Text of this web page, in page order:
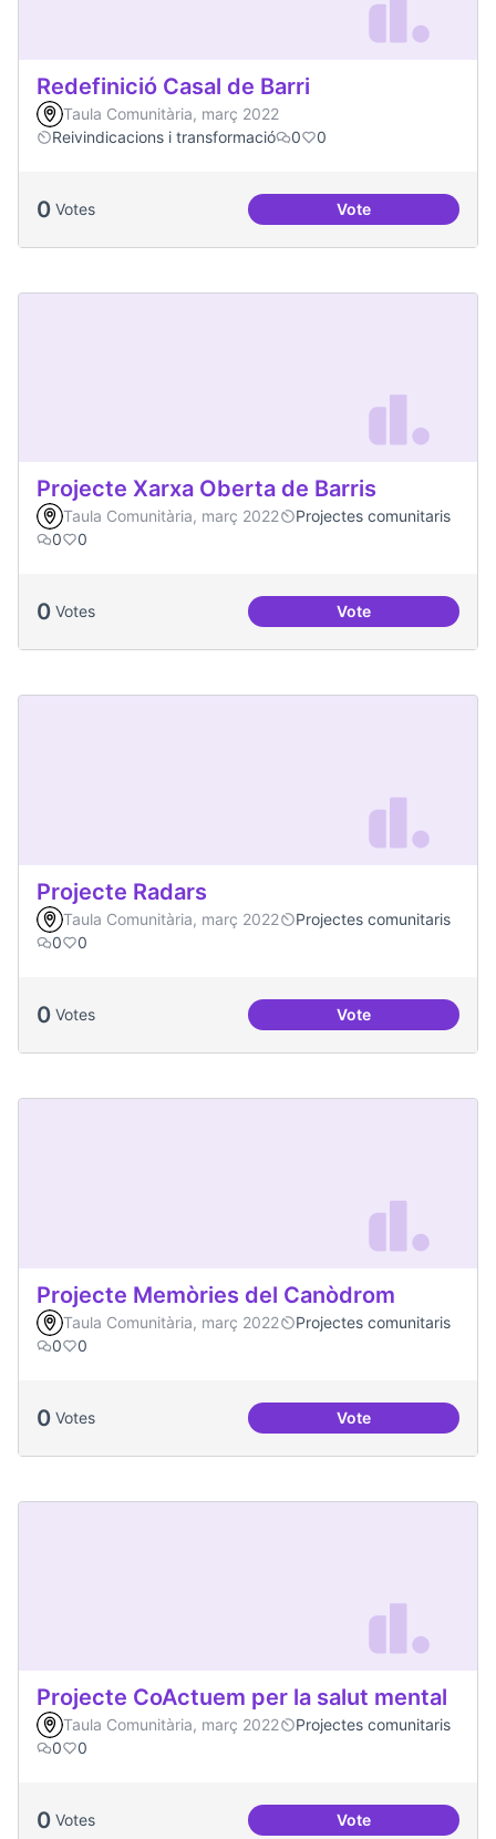
Redefinició Casal de Barri
Taula Comunitària, març 2022
Reivindicacions i transformació
0 0
0 Votes VoteRedefinició Casal
Projecte Xarxa Oberta de Barris
Taula Comunitària, març 2022
Projectes comunitaris
0
0
0 Votes VoteProjecte Xarxa
Projecte Radars
Taula Comunitària, març 2022
Projectes comunitaris
0
0
0 Votes VoteProjecte Radars
Projecte Memòries del Canòdrom
Taula Comunitària, març 2022
Projectes comunitaris
0
0
0 Votes VoteProjecte
Projecte CoActuem per la salut mental
Taula Comunitària, març 2022
Projectes comunitaris
0
0
0 Votes VoteProjecte